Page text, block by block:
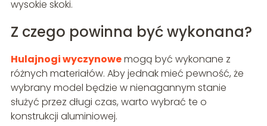
wysokie skoki.
Z czego powinna być wykonana?
Hulajnogi wyczynowemogą być wykonane z
różnych materiałów. Aby jednak mieć pewność, że
wybrany model będzie w nienagannym stanie
służyć przez długi czas, warto wybrać te o
konstrukcji aluminiowej.